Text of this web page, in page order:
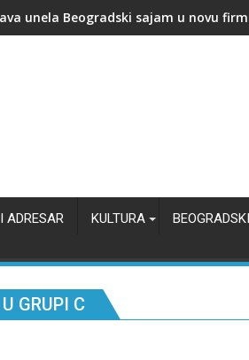
Nasta - čovek koji nije hteo da napusti
ADRESAR KULTURA
GRUPI C